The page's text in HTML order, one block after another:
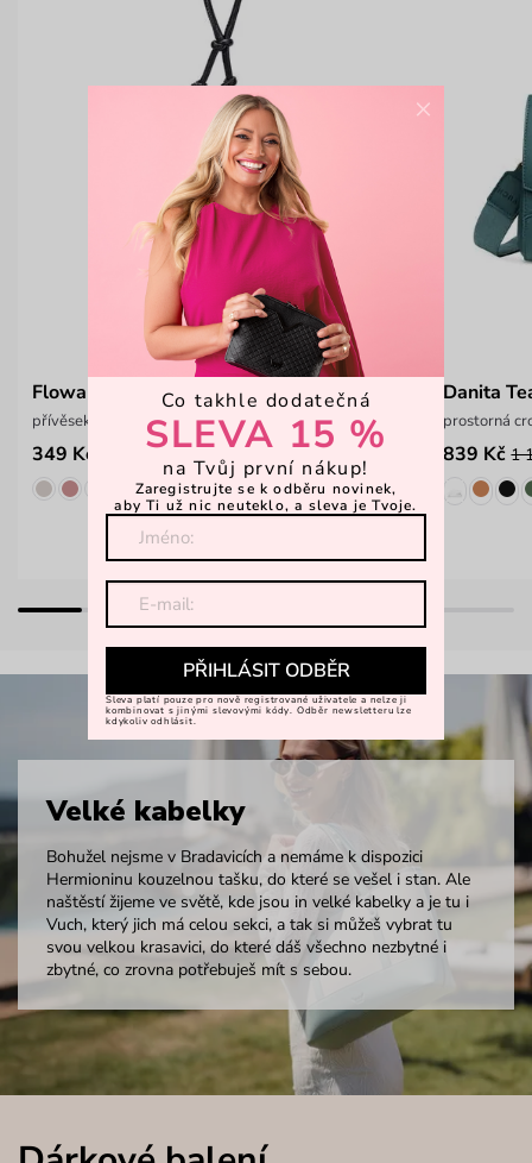
Flowa Blue
přívěsek s vrstvenými květinovými motivy
349 Kč
Danita
prostorná
839 Kč 1
Velké kabelky
Bohužel nejsme v Bradavicích a nemáme k dispozici
Hermioninu kouzelnou tašku, do které se vešel i stan. Ale
naštěstí žijeme ve světě, kde jsou in velké kabelky a je tu i
Vuch, který jich má celou sekci, a tak si můžeš vybrat tu
svou velkou krasavici, do které dáš všechno nezbytné i
zbytné, co zrovna potřebuješ mít s sebou.
×
Co takhle dodatečná
SLEVA 15 %
na Tvůj první nákup!
Zaregistrujte se k odběru novinek,
aby Ti už nic neuteklo, a sleva je Tvoje.
PŘIHLÁSIT ODBĚR
Sleva platí pouze pro nově registrované uživatele a nelze ji
kombinovat s jinými slevovými kódy. Odběr newsletteru lze
kdykoliv odhlásit.